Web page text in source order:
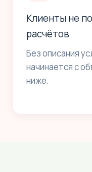
Клиенты не
расчётов
Без описания
начинается с
ниже.